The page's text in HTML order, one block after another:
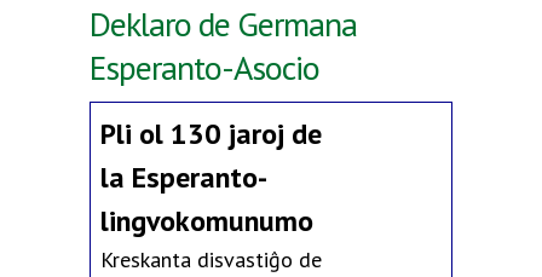
Deklaro de Germana
Esperanto-Asocio
Pli ol 130 jaroj de
la Esperanto-
lingvokomunumo
Kreskanta disvastiĝo de